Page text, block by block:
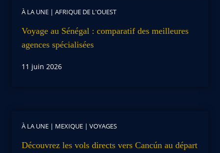
À LA UNE | AFRIQUE DE L'OUEST
Voyage au Sénégal : comparatif des meilleures
agences spécialisées
11 juin 2026
À LA UNE | MEXIQUE | VOYAGES
Découvrez les vols directs vers Cancún au départ